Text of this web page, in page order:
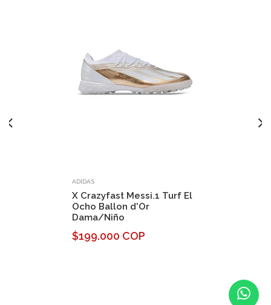
ADIDAS
X Crazyfast Messi.1 Turf El
Ocho Ballon d'Or
Dama/Niño
$199.000 COP